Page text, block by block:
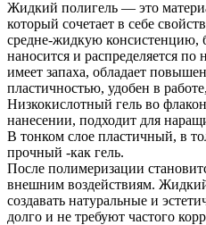
Жидкий полигель — это
который сочетает в себе
средне-жидкую консистенцию,
наносится и распределяется
имеет запаха, обладает
пластичностью, удобен в
Низкокислотный гель во
нанесении, подходит для
В тонком слое пластичный, в
прочный -как гель.
После полимеризации
внешним воздействиям.
создавать натуральные и
долго и не требуют частого